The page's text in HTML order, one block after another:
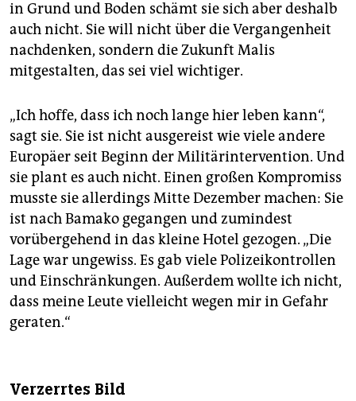
in Grund und Boden schämt sie sich aber deshalb
auch nicht. Sie will nicht über die Vergangenheit
nachdenken, sondern die Zukunft Malis
mitgestalten, das sei viel wichtiger.
„Ich hoffe, dass ich noch lange hier leben kann“,
sagt sie. Sie ist nicht ausgereist wie viele andere
Europäer seit Beginn der Militärintervention. Und
sie plant es auch nicht. Einen großen Kompromiss
musste sie allerdings Mitte Dezember machen: Sie
ist nach Bamako gegangen und zumindest
vorübergehend in das kleine Hotel gezogen. „Die
Lage war ungewiss. Es gab viele Polizeikontrollen
und Einschränkungen. Außerdem wollte ich nicht,
dass meine Leute vielleicht wegen mir in Gefahr
geraten.“
Verzerrtes Bild